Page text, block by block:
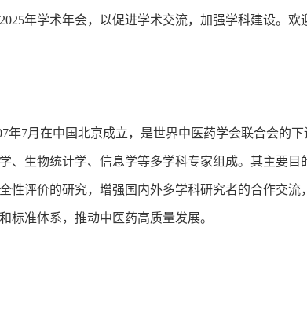
年学术年会，以促进学术交流，加强学科建设。欢
7月在中国北京成立，是世界中医药学会联合会的下
、生物统计学、信息学等多学科专家组成。其主要目
性评价的研究，增强国内外多学科研究者的合作交流
标准体系，推动中医药高质量发展。